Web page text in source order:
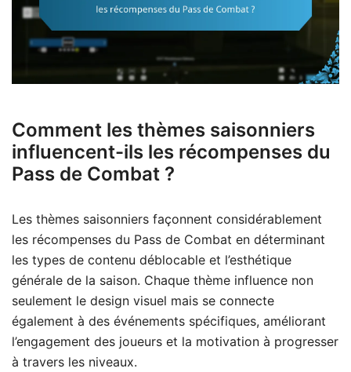
Comment les thèmes saisonniers
influencent-ils les récompenses du
Pass de Combat ?
Les thèmes saisonniers façonnent considérablement
les récompenses du Pass de Combat en déterminant
les types de contenu déblocable et l’esthétique
générale de la saison. Chaque thème influence non
seulement le design visuel mais se connecte
également à des événements spécifiques, améliorant
l’engagement des joueurs et la motivation à progresser
à travers les niveaux.